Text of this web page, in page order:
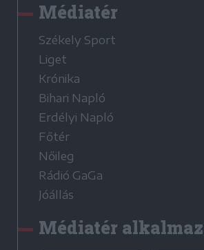
Médiatér
Székely Sport
Liget
Krónika
Bihari Napló
Erdélyi Napló
Főtér
Nőileg
Rádió GaGa
Jóállás
Médiatér